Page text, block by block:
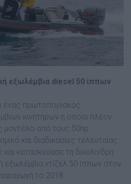
εξωλέµβια diesel 50 ίππων
ένας πρωτοποριακός
κινητήρων η οποία πλέον
µοντέλο από τους 50hp.
και διαδικασίες τελευταίας
κατασκεύασε τη δικύλινδρη
εξωλέµβια ντίζελ 50 ίππων στον
το 2018.